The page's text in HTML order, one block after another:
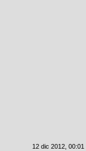
12 dic 2012, 00:01